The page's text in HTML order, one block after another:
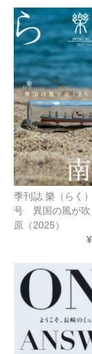
季刊誌 樂（らく
号 異国の風が吹
原（2025）